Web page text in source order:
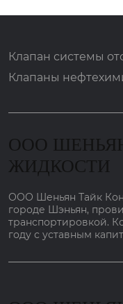
Клапан системы
Клапаны
ООО
ЖИДКОСТИ
ООО Шеньян Тайк
городе Шэньян,
транспортировкой.
году с уставным